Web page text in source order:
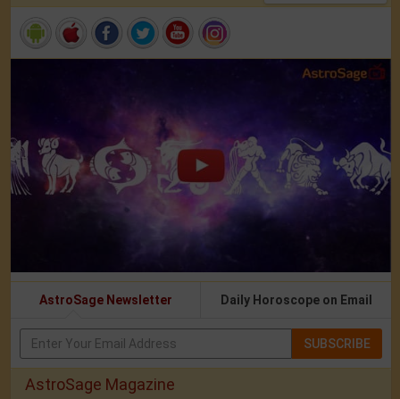
AstroSage Newsletter Daily Horoscope on Email
SUBSCRIBE
AstroSage Magazine